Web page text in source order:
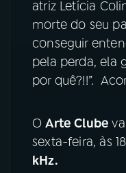
atriz Letícia
morte do seu
conseguir
pela perda, ela
por quê?!!”.
OArte Clube
sexta-feira, às
kHz.